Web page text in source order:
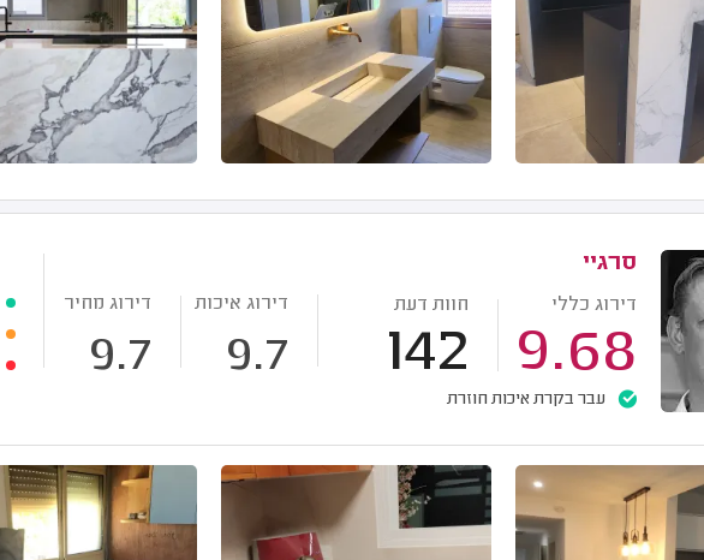
סרגיי
דירוג כללי
9.68
חוות דעת
142
דירוג איכות
9.7
דירוג מחיר
9.7
עבר בקרת איכות חוזרת